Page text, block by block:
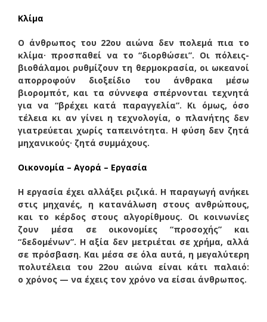
Κλίμα
Ο άνθρωπος του 22ου αιώνα δεν πολεμά πια το
κλίμα· προσπαθεί να το “διορθώσει”. Οι πόλεις-
βιοθάλαμοι ρυθμίζουν τη θερμοκρασία, οι ωκεανοί
απορροφούν διοξείδιο του άνθρακα μέσω
βιορομπότ, και τα σύννεφα σπέρνονται τεχνητά
για να “βρέχει κατά παραγγελία”. Κι όμως, όσο
τέλεια κι αν γίνει η τεχνολογία, ο πλανήτης δεν
γιατρεύεται χωρίς ταπεινότητα. Η φύση δεν ζητά
μηχανικούς· ζητά συμμάχους.
Οικονομία – Αγορά – Εργασία
Η εργασία έχει αλλάξει ριζικά. Η παραγωγή ανήκει
στις μηχανές, η κατανάλωση στους ανθρώπους,
και το κέρδος στους αλγορίθμους. Οι κοινωνίες
ζουν μέσα σε οικονομίες “προσοχής” και
“δεδομένων”. Η αξία δεν μετριέται σε χρήμα, αλλά
σε πρόσβαση. Και μέσα σε όλα αυτά, η μεγαλύτερη
πολυτέλεια του 22ου αιώνα είναι κάτι παλαιό:
ο χρόνος — να έχεις τον χρόνο να είσαι άνθρωπος.